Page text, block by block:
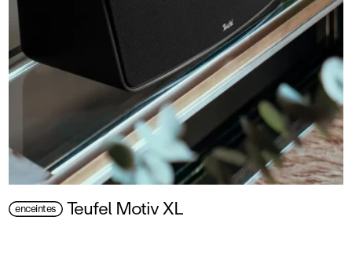
enceintes Teufel Motiv XL